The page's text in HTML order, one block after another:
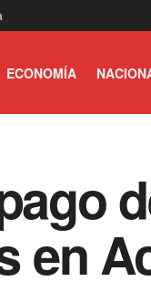
ECONOMÍA
en